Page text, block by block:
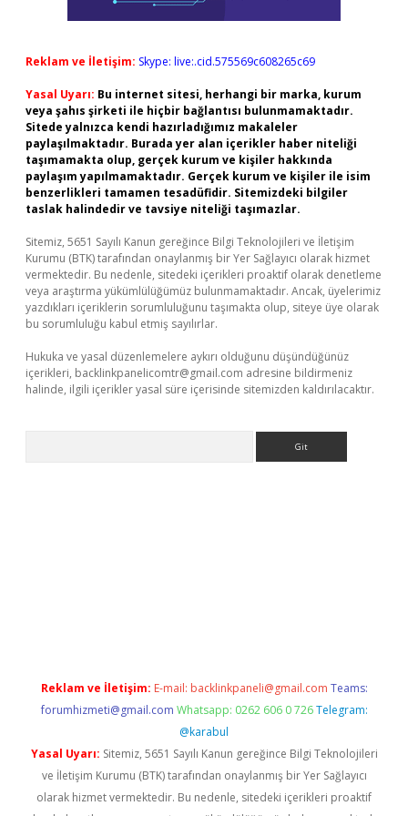
Reklam ve İletişim: Skype: live:.cid.575569c608265c69
Yasal Uyarı: Bu internet sitesi, herhangi bir marka, kurum
veya şahıs şirketi ile hiçbir bağlantısı bulunmamaktadır.
Sitede yalnızca kendi hazırladığımız makaleler
paylaşılmaktadır. Burada yer alan içerikler haber niteliği
taşımamakta olup, gerçek kurum ve kişiler hakkında
paylaşım yapılmamaktadır. Gerçek kurum ve kişiler ile isim
benzerlikleri tamamen tesadüfidir. Sitemizdeki bilgiler
taslak halindedir ve tavsiye niteliği taşımazlar.
Sitemiz, 5651 Sayılı Kanun gereğince Bilgi Teknolojileri ve İletişim
Kurumu (BTK) tarafından onaylanmış bir Yer Sağlayıcı olarak hizmet
vermektedir. Bu nedenle, sitedeki içerikleri proaktif olarak denetleme
veya araştırma yükümlülüğümüz bulunmamaktadır. Ancak, üyelerimiz
yazdıkları içeriklerin sorumluluğunu taşımakta olup, siteye üye olarak
bu sorumluluğu kabul etmiş sayılırlar.
Hukuka ve yasal düzenlemelere aykırı olduğunu düşündüğünüz
içerikleri, backlinkpanelicomtr@gmail.com adresine bildirmeniz
halinde, ilgili içerikler yasal süre içerisinde sitemizden kaldırılacaktır.
Reklam ve İletişim: E-mail: backlinkpaneli@gmail.com Teams:
forumhizmeti@gmail.com Whatsapp: 0262 606 0 726 Telegram:
@karabul
Yasal Uyarı: Sitemiz, 5651 Sayılı Kanun gereğince Bilgi Teknolojileri
ve İletişim Kurumu (BTK) tarafından onaylanmış bir Yer Sağlayıcı
olarak hizmet vermektedir. Bu nedenle, sitedeki içerikleri proaktif